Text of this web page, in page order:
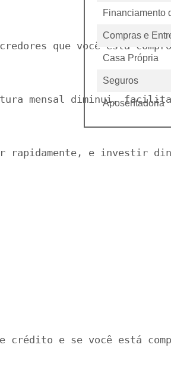
que você está
mensal diminui,
rapidamente, e investir
crédito e se você está
Financiamento
Compras e
Casa Própria
Seguros
Aposentadoria